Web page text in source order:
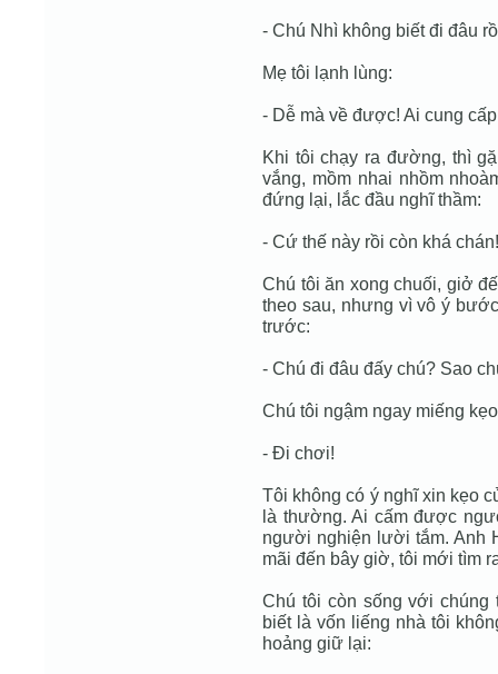
- Chú Nhì không biết đi đâu
Mẹ tôi lạnh lùng:
- Dễ mà về được! Ai cung
Khi tôi chạy ra đường, thì
vắng, mồm nhai nhồm
đứng lại, lắc đầu nghĩ thầm:
- Cứ thế này rồi còn khá chán!
Chú tôi ăn xong chuối, giở
theo sau, nhưng vì vô ý
trước:
- Chú đi đâu đấy chú? Sao
Chú tôi ngậm ngay miếng
- Đi chơi!
Tôi không có ý nghĩ xin kẹo
là thường. Ai cấm được
người nghiện lười tắm. Anh
mãi đến bây giờ, tôi mới tìm
Chú tôi còn sống với chúng
biết là vốn liếng nhà tôi
hoảng giữ lại: